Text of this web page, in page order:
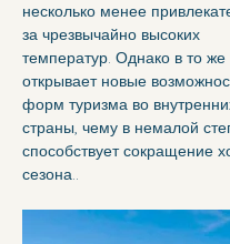
несколько менее
за чрезвычайно высоких
температур. Однако в то
открывает новые
форм туризма во
страны, чему в немалой
способствует сокращение
сезона..